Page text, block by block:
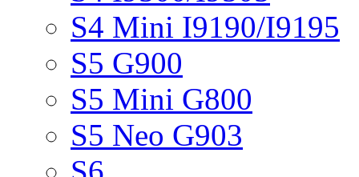
S4 Mini I9190/I9195
S5 G900
S5 Mini G800
S5 Neo G903